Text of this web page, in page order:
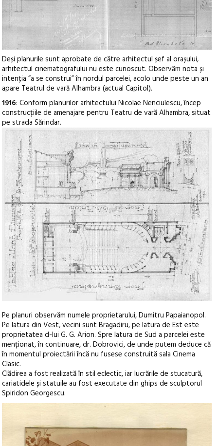
Deși planurile sunt aprobate de către arhitectul șef al orașului,
arhitectul cinematografului nu este cunoscut. Observăm nota și
intenția “a se construi” în nordul parcelei, acolo unde peste un an
apare Teatrul de vară Alhambra (actual Capitol).
1916: Conform planurilor arhitectului Nicolae Nenciulescu, încep
construcțiile de amenajare pentru Teatru de vară Alhambra, situat
pe strada Sărindar.
Pe planuri observăm numele proprietarului, Dumitru Papaianopol.
Pe latura din Vest, vecini sunt Bragadiru, pe latura de Est este
proprietatea d-lui G. G. Arion. Spre latura de Sud a parcelei este
menționat, în continuare, dr. Dobrovici, de unde putem deduce că
în momentul proiectării încă nu fusese construită sala Cinema
Clasic.
Clădirea a fost realizată în stil eclectic, iar lucrările de stucatură,
cariatidele și statuile au fost executate din ghips de sculptorul
Spiridon Georgescu.